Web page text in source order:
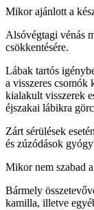
Mikor ajánlott a
Alsóvégtagi vénás
csökkentésére.
Lábak tartós
a visszeres csomók
kialakult visszerek
éjszakai lábikra
Zárt sérülések
és zúzódások
Mikor nem szabad
Bármely
kamilla, illetve